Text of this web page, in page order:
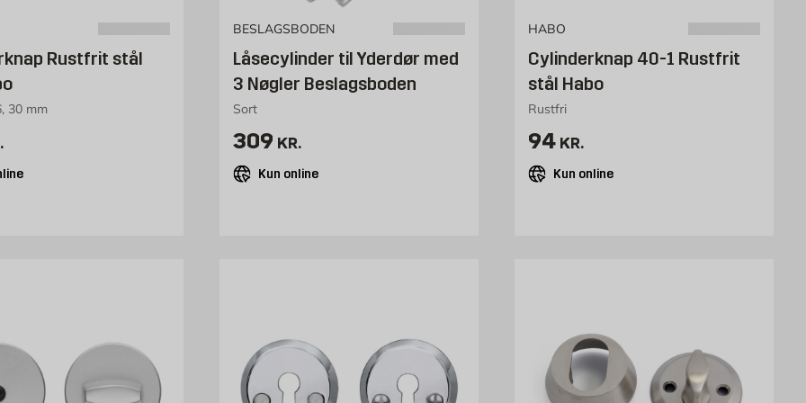
Rustfrit stål
30 mm
kr. /stk
BESLAGSBODEN
Låsecylinder til Yderdør med
3 Nøgler Beslagsboden
Sort
Pris 309 kr. /stk
309 KR.
Kun online
HABO
Cylinderknap 40-1 Rustfrit
stål Habo
Rustfri
Pris 94 kr. /stk
94 KR.
Kun online